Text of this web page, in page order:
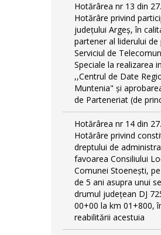
Hotărârea nr 13 din
Hotărâre privind
județului Argeș, în
partener al liderului de
Serviciul de
Speciale la realizarea
,,Centrul de Date
Muntenia" și
de Parteneriat (de
Hotărârea nr 14 din
Hotărâre privind
dreptului de
favoarea Consiliului
Comunei Stoenești,
de 5 ani asupra unui
drumul județean DJ
00+00 la km 01+800,
reabilitării acestuia